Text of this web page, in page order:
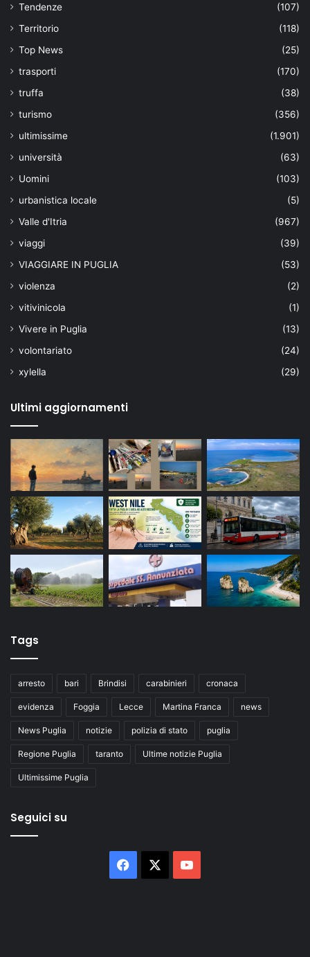
Tendenze
(107)
Territorio
(118)
Top News
(25)
trasporti
(170)
truffa
(38)
turismo
(356)
ultimissime
(1.901)
università
(63)
Uomini
(103)
urbanistica locale
(5)
Valle d'Itria
(967)
viaggi
(39)
VIAGGIARE IN PUGLIA
(53)
violenza
(2)
vitivinicola
(1)
Vivere in Puglia
(13)
volontariato
(24)
xylella
(29)
Ultimi aggiornamenti
Tags
arresto bari Brindisi carabinieri cronaca
evidenza Foggia Lecce Martina Franca news
News Puglia notizie polizia di stato puglia
Regione Puglia taranto Ultime notizie Puglia
Ultimissime Puglia
Seguici su
Facebook You